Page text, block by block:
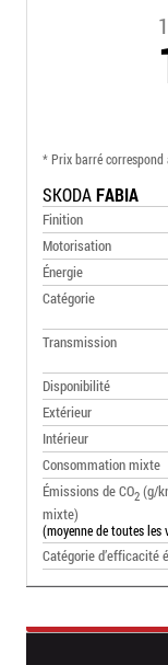
* Prix barré
SKODAFABIA
Finition
Motorisation
Énergie
Catégorie
Transmission
Disponibilité
Extérieur
Intérieur
Consommation mixte
Émissions de CO2 (g/
mixte)
(moyenne de toutes les
Catégorie d’efficacité